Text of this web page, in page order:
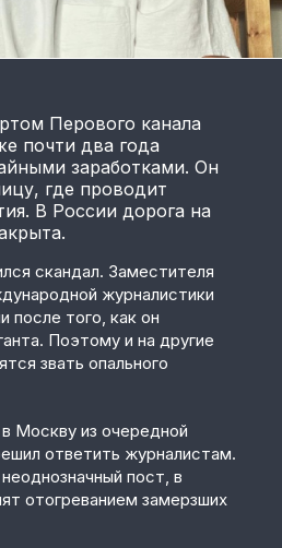
Перового канала
почти два года
заработками. Он
где проводит
В России дорога на
скандал. Заместителя
журналистики
после того, как он
Поэтому и на другие
звать опального
Москву из очередной
ответить журналистам.
пост, в
отогреванием замерзших